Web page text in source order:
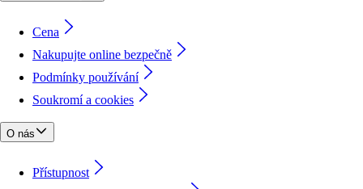
Cena
Nakupujte online bezpečně
Podmínky používání
Soukromí a cookies
O nás
Přístupnost